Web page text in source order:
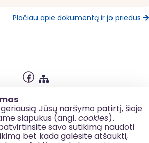
Jūsų naršymo patirtį, šioje
slapukus (angl. cookies).
savo sutikimą naudoti
bet kada galėsite atšaukti,
Plačiau apie dokumentą ir jo priedus